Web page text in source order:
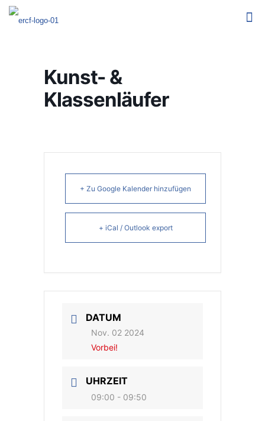
Kunst- &
Klassenläufer
+ Zu Google Kalender hinzufügen
+ iCal / Outlook export
DATUM
Nov. 02 2024
Vorbei!
UHRZEIT
09:00 - 09:50